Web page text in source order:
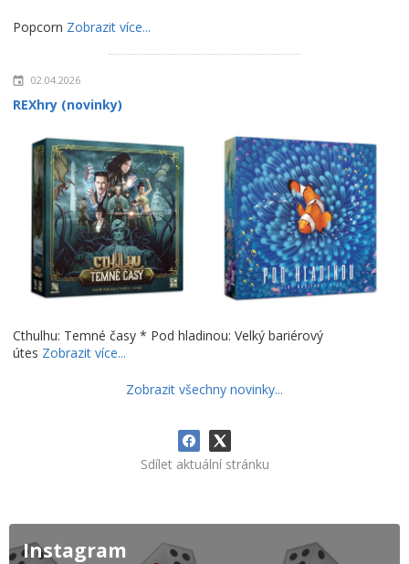
Popcorn Zobrazit více...
02.04.2026
REXhry (novinky)
Cthulhu: Temné časy * Pod hladinou: Velký bariérový
útes Zobrazit více...
Zobrazit všechny novinky...
Sdílet aktuální stránku
Instagram